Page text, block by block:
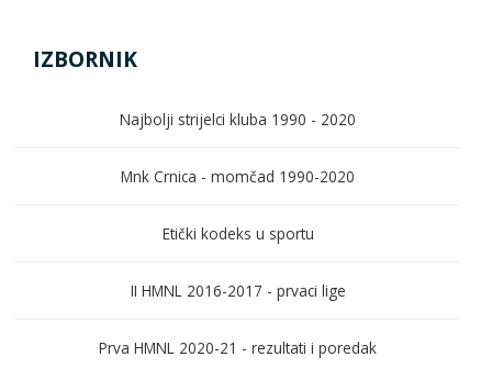
IZBORNIK
Najbolji strijelci kluba 1990 - 2020
Mnk Crnica - momčad 1990-2020
Etički kodeks u sportu
II HMNL 2016-2017 - prvaci lige
Prva HMNL 2020-21 - rezultati i poredak